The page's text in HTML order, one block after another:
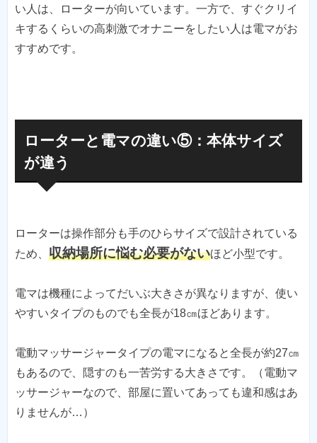
い人は、ローターが向いています。一方で、すぐクリイ
キするくらいの高刺激でオナニーをしたい人は電マがお
すすめです。
ローターと電マの違い⑤：本体サイズ
が違う
ローターは操作部分も手のひらサイズで設計されている
ため、 収納場所に悩む必要がないほど小型です。
電マは機種によってだいぶ大きさが異なりますが、使い
やすいタイプのものでも全長が18㎝ほどあります。
電動マッサージャータイプの電マになると全長が約27㎝
もあるので、隠すのも一苦労する大きさです。（電動マ
ッサージャーなので、部屋に置いてあっても違和感はあ
りませんが…）